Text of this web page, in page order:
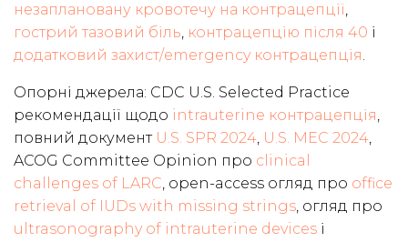
незаплановану кровотечу на контрацепції,
гострий тазовий біль, контрацепцію після 40 і
додатковий захист/emergency контрацепція.
Опорні джерела: CDC U.S. Selected Practice
рекомендації щодо intrauterine контрацепція,
повний документ U.S. SPR 2024, U.S. MEC 2024,
ACOG Committee Opinion про clinical
challenges of LARC, open-access огляд про office
retrieval of IUDs with missing strings, огляд про
ultrasonography of intrauterine devices і